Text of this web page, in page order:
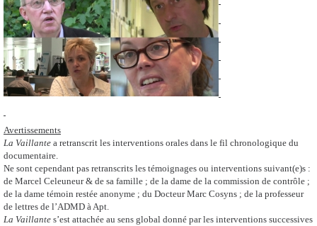
Avertissements
La Vaillante a retranscrit les interventions orales dans le fil chronologique du
documentaire.
Ne sont cependant pas retranscrits les témoignages ou interventions suivant(e)s :
de Marcel Celeuneur & de sa famille ; de la dame de la commission de contrôle ;
de la dame témoin restée anonyme ; du Docteur Marc Cosyns ; de la professeur
de lettres de l’ADMD à Apt.
La Vaillante s’est attachée au sens global donné par les interventions successives